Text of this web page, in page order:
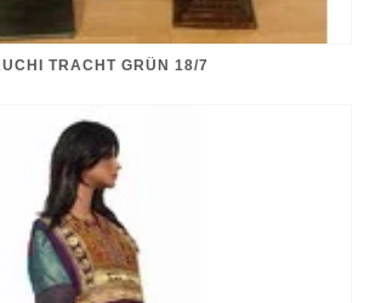
TRACHT GRÜN 18/7